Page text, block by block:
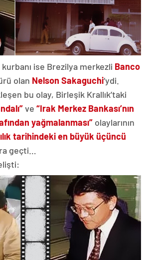
kurbanı ise Brezilya merkezli Banco
olan Nelson Sakaguchi‘ydi.
bu olay, Birleşik Krallık’taki
ve “Irak Merkez Bankası’nın
yağmalanması” olaylarının
tarihindeki en büyük üçüncü
geçti…